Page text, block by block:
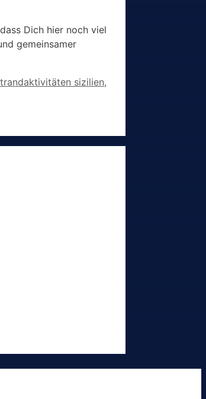
Dich hier noch viel
gemeinsamer
sizilien,